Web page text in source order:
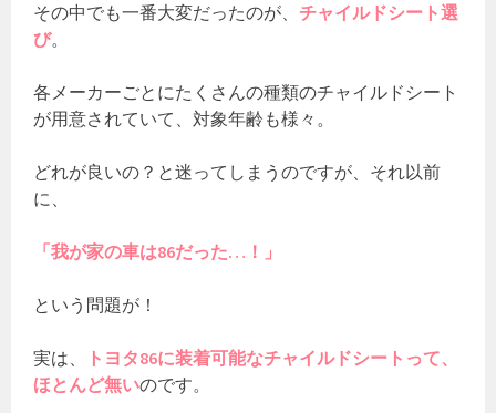
その中でも一番大変だったのが、 チャイルドシート選
び。
各メーカーごとにたくさんの種類のチャイルドシート
が用意されていて、対象年齢も様々。
どれが良いの？と迷ってしまうのですが、それ以前
に、
「我が家の車は86だった…！」
という問題が！
実は、
トヨタ86に装着可能なチャイルドシートって、
ほとんど無いのです。